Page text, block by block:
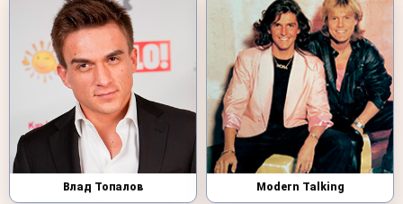
Влад Топалов Modern Talking